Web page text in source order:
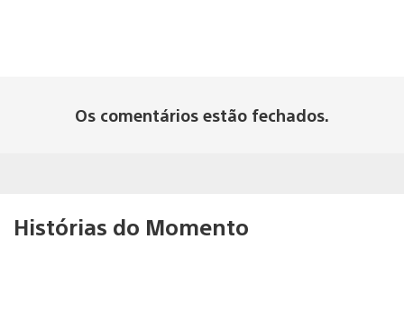
Os comentários estão fechados.
Histórias do Momento